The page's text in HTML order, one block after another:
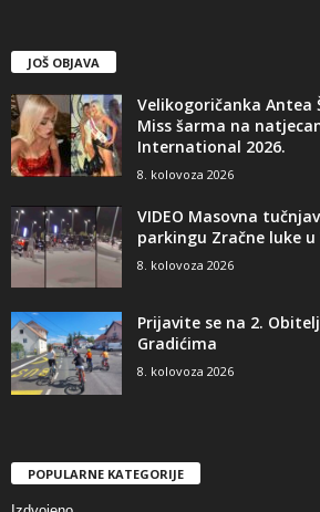
JOŠ OBJAVA
Velikogoričanka Antea
Miss šarma na
International 2026.
8. kolovoza 2026
VIDEO Masovna
parkingu Zračne luke u
8. kolovoza 2026
Prijavite se na 2.
Gradićima
8. kolovoza 2026
POPULARNE KATEGORIJE